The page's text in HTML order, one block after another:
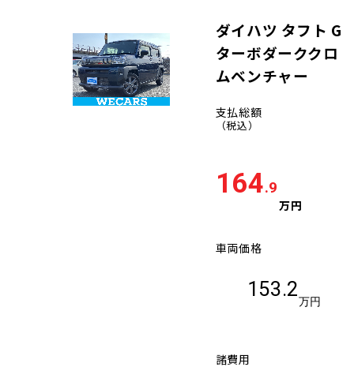
ダイハツ タフト G
ターボダーククロ
ムベンチャー
支払総額
（税込）
164.9
万円
車両価格
153.2
万円
諸費用